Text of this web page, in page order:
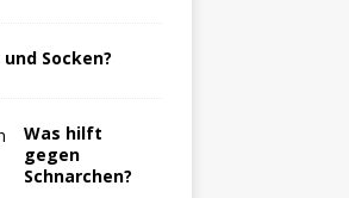
Socken?
Was hilft
gegen
Schnarchen?